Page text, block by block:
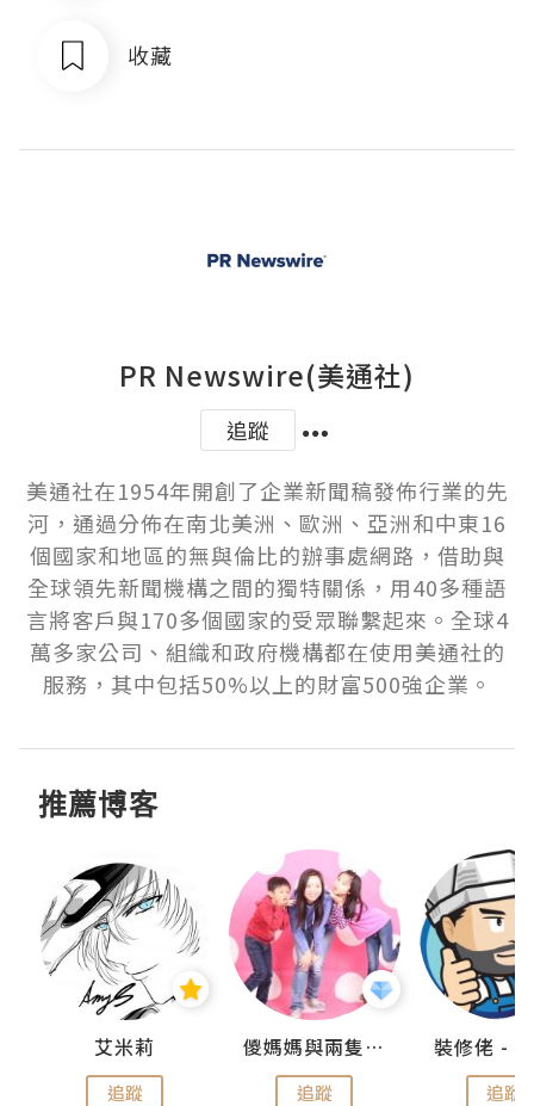
收藏
PR Newswire(美通社)
追蹤
美通社在1954年開創了企業新聞稿發佈行業的先
河，通過分佈在南北美洲、歐洲、亞洲和中東16
個國家和地區的無與倫比的辦事處網路，借助與
全球領先新聞機構之間的獨特關係，用40多種語
言將客戶與170多個國家的受眾聯繫起來。全球4
萬多家公司、組織和政府機構都在使用美通社的
服務，其中包括50%以上的財富500強企業。
推薦博客
艾米莉
追蹤
儍媽媽與兩隻小魔怪之家
追蹤 追蹤